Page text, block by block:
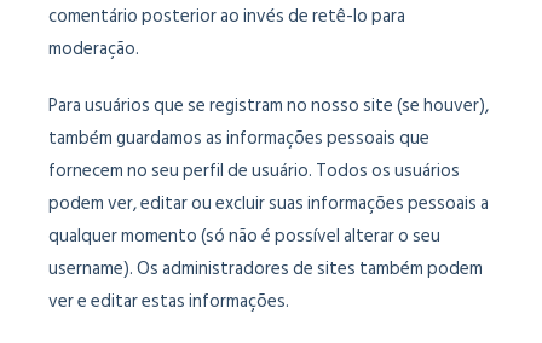
comentário posterior ao invés de retê-lo para
moderação.
Para usuários que se registram no nosso site (se houver),
também guardamos as informações pessoais que
fornecem no seu perfil de usuário. Todos os usuários
podem ver, editar ou excluir suas informações pessoais a
qualquer momento (só não é possível alterar o seu
username). Os administradores de sites também podem
ver e editar estas informações.